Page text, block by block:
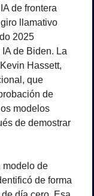
de frontera
llamativo
2025
de Biden. La
Hassett,
que
de
modelos
de demostrar
modelo de
de forma